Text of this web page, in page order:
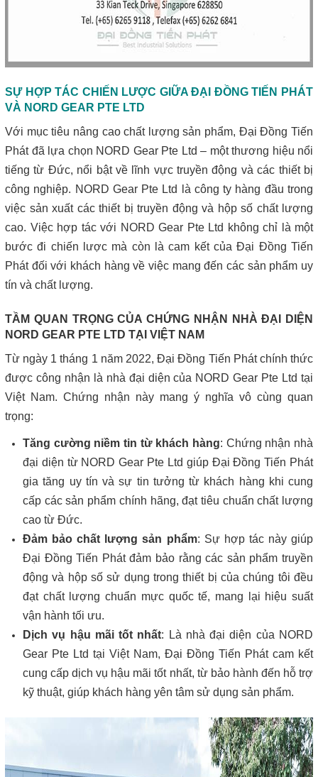
SỰ HỢP TÁC CHIẾN LƯỢC GIỮA ĐẠI ĐỒNG TIẾN PHÁT
VÀ NORD GEAR PTE LTD
Với mục tiêu nâng cao chất lượng sản phẩm, Đại Đồng Tiến
Phát đã lựa chọn NORD Gear Pte Ltd – một thương hiệu nổi
tiếng từ Đức, nổi bật về lĩnh vực truyền động và các thiết bị
công nghiệp. NORD Gear Pte Ltd là công ty hàng đầu trong
việc sản xuất các thiết bị truyền động và hộp số chất lượng
cao. Việc hợp tác với NORD Gear Pte Ltd không chỉ là một
bước đi chiến lược mà còn là cam kết của Đại Đồng Tiến
Phát đối với khách hàng về việc mang đến các sản phẩm uy
tín và chất lượng.
TẦM QUAN TRỌNG CỦA CHỨNG NHẬN NHÀ ĐẠI DIỆN
NORD GEAR PTE LTD TẠI VIỆT NAM
Từ ngày 1 tháng 1 năm 2022, Đại Đồng Tiến Phát chính thức
được công nhận là nhà đại diện của NORD Gear Pte Ltd tại
Việt Nam. Chứng nhận này mang ý nghĩa vô cùng quan
trọng:
Tăng cường niềm tin từ khách hàng: Chứng nhận nhà
đại diện từ NORD Gear Pte Ltd giúp Đại Đồng Tiến Phát
gia tăng uy tín và sự tin tưởng từ khách hàng khi cung
cấp các sản phẩm chính hãng, đạt tiêu chuẩn chất lượng
cao từ Đức.
Đảm bảo chất lượng sản phẩm: Sự hợp tác này giúp
Đại Đồng Tiến Phát đảm bảo rằng các sản phẩm truyền
động và hộp số sử dụng trong thiết bị của chúng tôi đều
đạt chất lượng chuẩn mực quốc tế, mang lại hiệu suất
vận hành tối ưu.
Dịch vụ hậu mãi tốt nhất: Là nhà đại diện của NORD
Gear Pte Ltd tại Việt Nam, Đại Đồng Tiến Phát cam kết
cung cấp dịch vụ hậu mãi tốt nhất, từ bảo hành đến hỗ trợ
kỹ thuật, giúp khách hàng yên tâm sử dụng sản phẩm.